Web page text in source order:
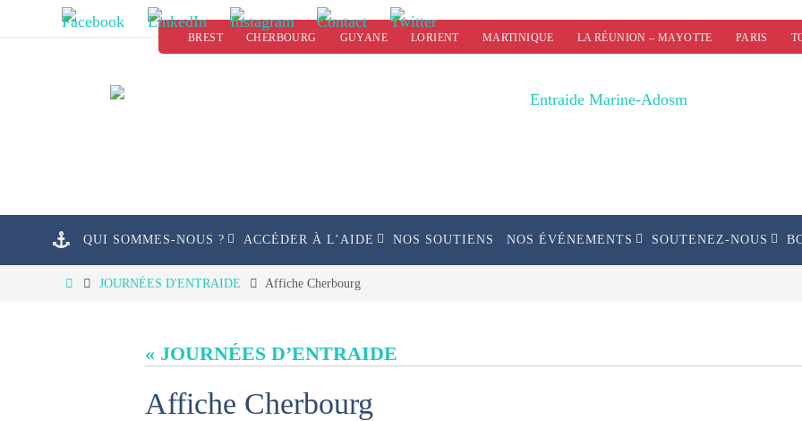
BREST CHERBOURG GUYANE LORIENT MARTINIQUE LA RÉUNION – MAYOTTE PARIS
QUI SOMMES-NOUS ? ACCÉDER À L’AIDE NOS SOUTIENS NOS ÉVÉNEMENTS SOUTENEZ-NOUS
HomeJOURNÉES D'ENTRAIDE Affiche Cherbourg
« JOURNÉES D’ENTRAIDE
Affiche Cherbourg